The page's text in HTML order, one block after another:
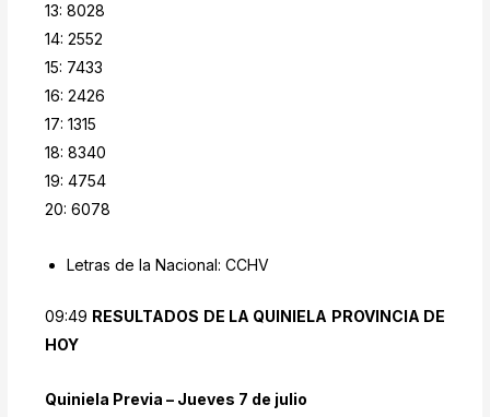
13: 8028
14: 2552
15: 7433
16: 2426
17: 1315
18: 8340
19: 4754
20: 6078
Letras de la Nacional: CCHV
09:49 RESULTADOS DE LA QUINIELA PROVINCIA DE
HOY
Quiniela Previa – Jueves 7 de julio